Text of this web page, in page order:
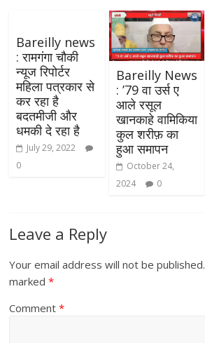
Bareilly news
: रामगंगा चौकी
न्यूज रिपोर्टर
महिला पत्रकार से
कर रहा है
बदतमीजी और
धमकी दे रहा है
July 29, 2022
0
Bareilly News
: ’79 वा उर्स ए
आले रसूल
खानकाहे वामिकिया
कुल शरीफ़ का
हुआ समापन
October 24,
2024
0
Leave a Reply
Your email address will not be published.
marked*
Comment*